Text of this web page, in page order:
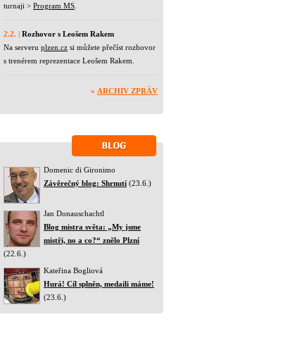
turnaji > Program MS
2.2. | Rozhovor s Leošem Rakem
Na serveru plzen.cz si můžete přečíst rozhovor
s trenérem reprezentace Leošem Rakem.
» ARCHIV ZPRÁV
Domenic di Gironimo
Závěrečný blog: Shrnutí (23.6.)
Jan Donauschachtl
Blog mistra světa: „My jsme
mistři, no a co?“ znělo Plzní
(22.6.)
Kateřina Bogliová
Hurá! Cíl splněn, medaili máme!
(23.6.)